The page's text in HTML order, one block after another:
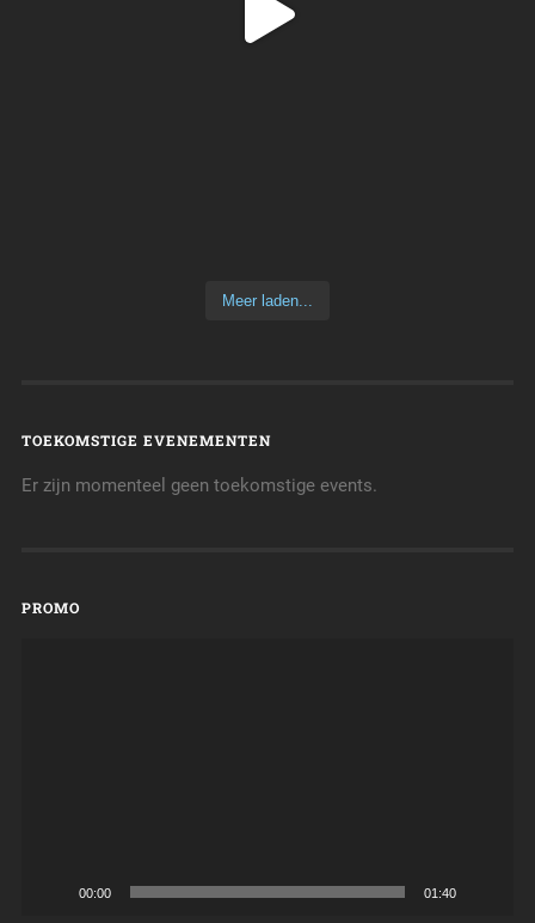
Meer laden...
TOEKOMSTIGE EVENEMENTEN
Er zijn momenteel geen toekomstige events.
PROMO
00:00 01:40